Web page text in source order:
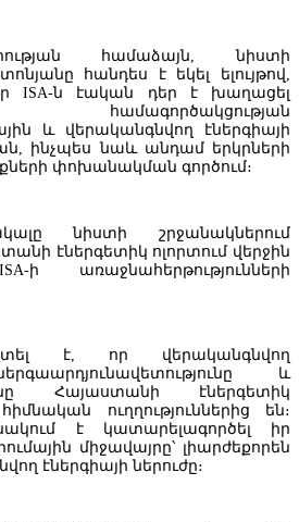
կիսամյակում մանրածախ և
աննշան նվազել են
համաձայն, նիստի
հանդես է եկել ելույթով,
ISA-ն էական դեր է խաղացել
համագործակցության
և վերականգնվող էներգիայի
ինչպես նաև անդամ երկրների
փոխանակման գործում։
նիստի շրջանակներում
էներգետիկ ոլորտում վերջին
ի առաջնահերթությունների
է, որ վերականգնվող
և
Հայաստանի էներգետիկ
ուղղություններից են։
է կատարելագործել իր
միջավայրը՝ լիարժեքորեն
էներգիայի ներուժը։